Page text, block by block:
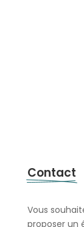
Contact
Vous
proposer un